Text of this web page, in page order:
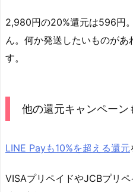
2,980円の20%還元は596円
ん。何か発送したいものが
す。
他の還元キャンペーン
LINE Payも10%を超える還元
VISAプリペイドやJCBプリペ